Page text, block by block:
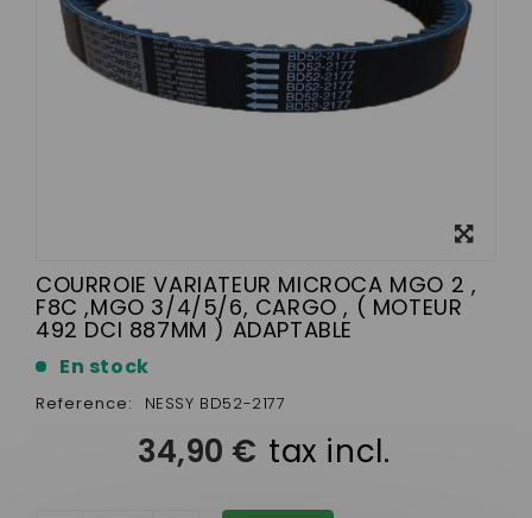
COURROIE VARIATEUR MICROCA MGO 2 ,
F8C ,MGO 3/4/5/6, CARGO , ( MOTEUR
492 DCI 887MM ) ADAPTABLE
En stock
Reference: NESSY BD52-2177
34,90 € tax incl.